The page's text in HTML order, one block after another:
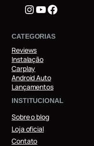
Instagram
Youtube
Facebook
CATEGORIAS
Reviews
Instalação
Carplay
Android Auto
Lançamentos
INSTITUCIONAL
Sobre o blog
Loja oficial
Contato